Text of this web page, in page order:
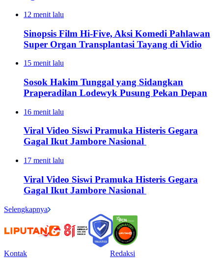
12 menit lalu
Sinopsis Film Hi-Five, Aksi Komedi Pahlawan
Super Organ Transplantasi Tayang di Vidio
15 menit lalu
Sosok Hakim Tunggal yang Sidangkan
Praperadilan Lodewyk Pusung Pekan Depan
16 menit lalu
Viral Video Siswi Pramuka Histeris Gegara
Gagal Ikut Jambore Nasional
17 menit lalu
Viral Video Siswi Pramuka Histeris Gegara
Gagal Ikut Jambore Nasional
Selengkapnya
Kontak
Redaksi